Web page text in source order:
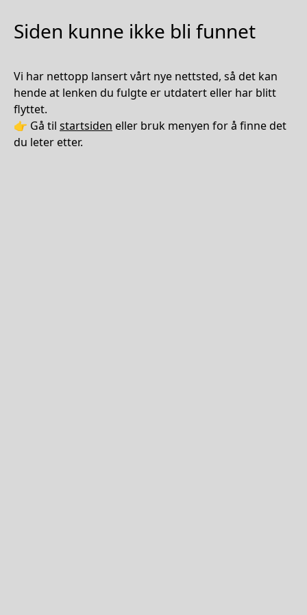
Siden kunne ikke bli funnet
Vi har nettopp lansert vårt nye nettsted, så det kan
hende at lenken du fulgte er utdatert eller har blitt
flyttet.
👉 Gå til startsiden eller bruk menyen for å finne det
du leter etter.